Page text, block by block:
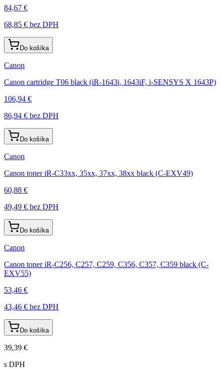
84,67 €
68,85 € bez DPH
Do košíka
Canon
Canon cartridge T06 black (iR-1643i, 1643iF, i-SENSYS X 1643P)
106,94 €
86,94 € bez DPH
Do košíka
Canon
Canon toner iR-C33xx, 35xx, 37xx, 38xx black (C-EXV49)
60,88 €
49,49 € bez DPH
Do košíka
Canon
Canon toner iR-C256, C257, C259, C356, C357, C359 black (C-
EXV55)
53,46 €
43,46 € bez DPH
Do košíka
39,39 €
s DPH